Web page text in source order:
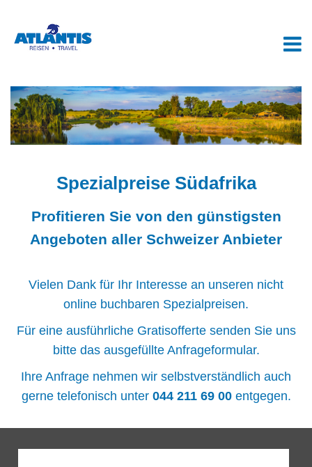
Spezialpreise Südafrika
Profitieren Sie von den günstigsten
Angeboten aller Schweizer Anbieter
Vielen Dank für Ihr Interesse an unseren nicht
online buchbaren Spezialpreisen.
Für eine ausführliche Gratisofferte senden Sie uns
bitte das ausgefüllte Anfrageformular.
Ihre Anfrage nehmen wir selbstverständlich auch
gerne telefonisch unter 044 211 69 00entgegen.